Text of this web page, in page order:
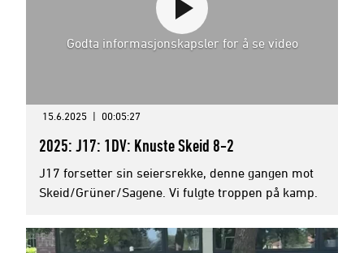
Godta informasjonskapsler for å se video
15.6.2025 | 00:05:27
2025: J17: 1DV: Knuste Skeid 8-2
J17 forsetter sin seiersrekke, denne gangen mot
Skeid/Grüner/Sagene. Vi fulgte troppen på kamp.